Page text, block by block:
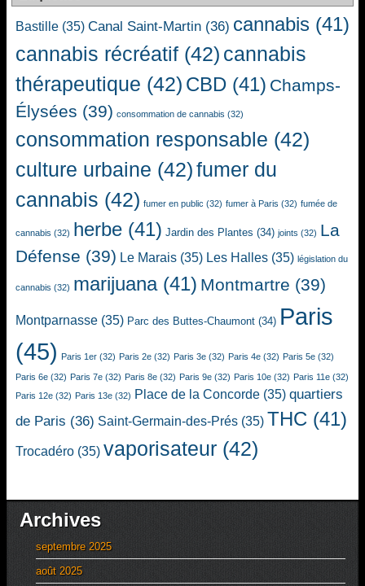
Bastille (35) Canal Saint-Martin (36) cannabis (41)
cannabis récréatif (42) cannabis
thérapeutique (42) CBD (41) Champs-
Élysées (39) consommation de cannabis (32)
consommation responsable (42)
culture urbaine (42)fumer du
cannabis (42) fumer en public (32) fumer à Paris (32) fumée de
cannabis (32) herbe (41) Jardin des Plantes (34) joints (32) La
Défense (39) Le Marais (35) Les Halles (35) législation du
cannabis (32) marijuana(41) Montmartre (39)
Montparnasse (35) Parc des Buttes-Chaumont (34) Paris
(45) Paris 1er (32) Paris 2e (32) Paris 3e (32) Paris 4e (32) Paris 5e (32)
Paris 6e (32) Paris 7e (32) Paris 8e (32) Paris 9e (32) Paris 10e (32) Paris 11e (32)
Paris 12e (32) Paris 13e (32) Place de la Concorde (35) quartiers
de Paris (36) Saint-Germain-des-Prés (35) THC (41)
Trocadéro (35) vaporisateur (42)
Archives
septembre 2025
août 2025